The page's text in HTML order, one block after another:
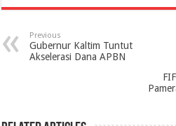
Previous
Gubernur Kaltim Tuntut
Akselerasi Dana APBN